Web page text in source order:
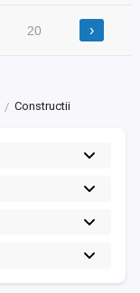
20 ›
Constructii